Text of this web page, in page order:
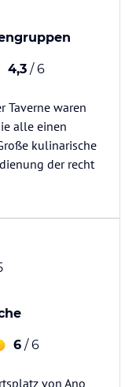
4,3 / 6
Taverne waren
alle einen
kulinarische
der recht
6 / 6
von Ano